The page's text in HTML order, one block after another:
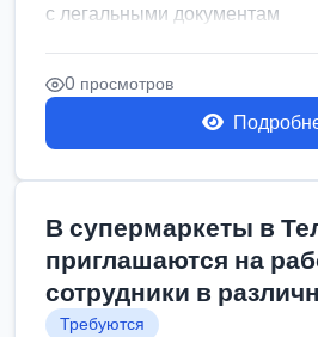
с легальными документам
0 просмотров
В супермаркеты в
приглашаются на
сотрудники в
Требуются